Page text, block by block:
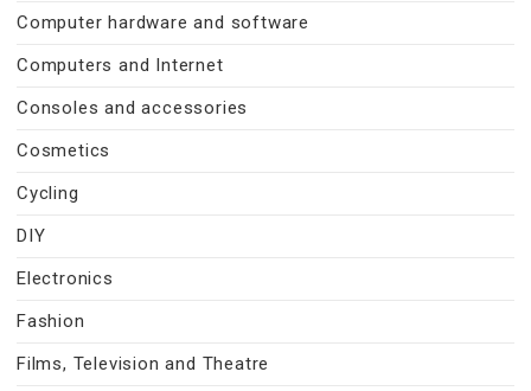
Computer hardware and software
Computers and Internet
Consoles and accessories
Cosmetics
Cycling
DIY
Electronics
Fashion
Films, Television and Theatre